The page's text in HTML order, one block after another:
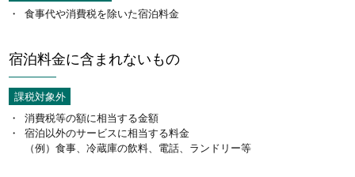
食事代や消費税を除いた宿泊料金
宿泊料金に含まれないもの
課税対象外
消費税等の額に相当する金額
宿泊以外のサービスに相当する料金
（例）食事、冷蔵庫の飲料、電話、ランドリー等